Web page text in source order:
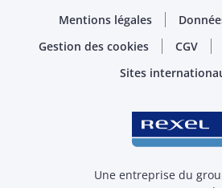
Mentions légales
Gestion des cookies
CGV
Sites
Une entreprise du